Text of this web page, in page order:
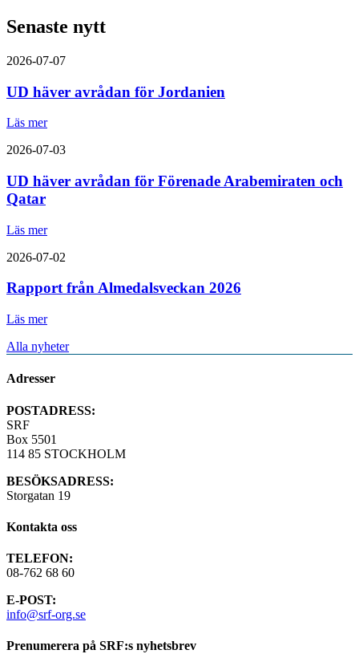
Senaste nytt
2026-07-07
UD häver avrådan för Jordanien
Läs mer
2026-07-03
UD häver avrådan för Förenade Arabemiraten och
Qatar
Läs mer
2026-07-02
Rapport från Almedalsveckan 2026
Läs mer
Alla nyheter
Adresser
POSTADRESS:
SRF
Box 5501
114 85 STOCKHOLM
BESÖKSADRESS:
Storgatan 19
Kontakta oss
TELEFON:
08-762 68 60
E-POST:
info@srf-org.se
Prenumerera på SRF:s nyhetsbrev